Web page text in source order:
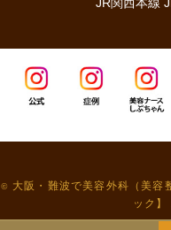
© 大阪・難波で美容外科（美
ック】